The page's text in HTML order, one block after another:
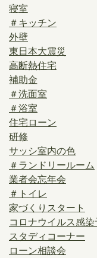
寝室
＃キッチン
外壁
東日本大震災
高断熱住宅
補助金
＃洗面室
＃浴室
住宅ローン
研修
サッシ室内の色
＃ランドリールーム
業者会忘年会
＃トイレ
家づくりスタート
コロナウイルス感染
スタディコーナー
ローン相談会